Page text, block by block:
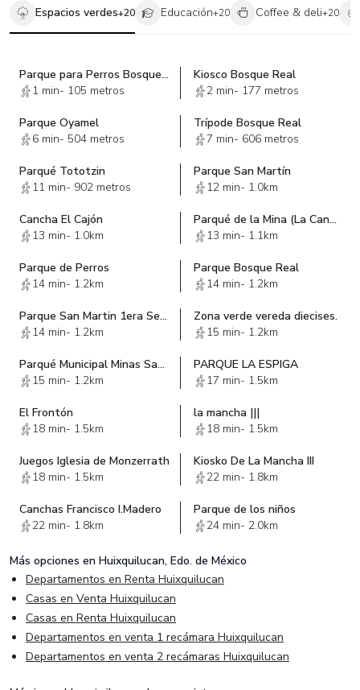
Espacios verdes+20 Educación+20 Coffee & deli+20
Parque para Perros Bosque Real
1 min- 105 metros
Kiosco Bosque Real
2 min- 177 metros
Parque Oyamel
6 min- 504 metros
Trípode Bosque Real
7 min- 606 metros
Parqué Tototzin
11 min- 902 metros
Parque San Martín
12 min- 1.0km
Cancha El Cajón
13 min- 1.0km
Parqué de la Mina (La Canchita)
13 min- 1.1km
Parque de Perros
14 min- 1.2km
Parque Bosque Real
14 min- 1.2km
Parque San Martin 1era Seccion
14 min- 1.2km
Zona verde vereda diecises.
15 min- 1.2km
Parqué Municipal Minas San Martin
15 min- 1.2km
PARQUE LA ESPIGA
17 min- 1.5km
El Frontón
18 min- 1.5km
la mancha |||
18 min- 1.5km
Juegos Iglesia de Monzerrath
18 min- 1.5km
Kiosko De La Mancha III
22 min- 1.8km
Canchas Francisco I.Madero
22 min- 1.8km
Parque de los niños
24 min- 2.0km
Más opciones en Huixquilucan, Edo. de México
Departamentos en Renta Huixquilucan
Casas en Venta Huixquilucan
Casas en Renta Huixquilucan
Departamentos en venta 1 recámara Huixquilucan
Departamentos en venta 2 recámaras Huixquilucan